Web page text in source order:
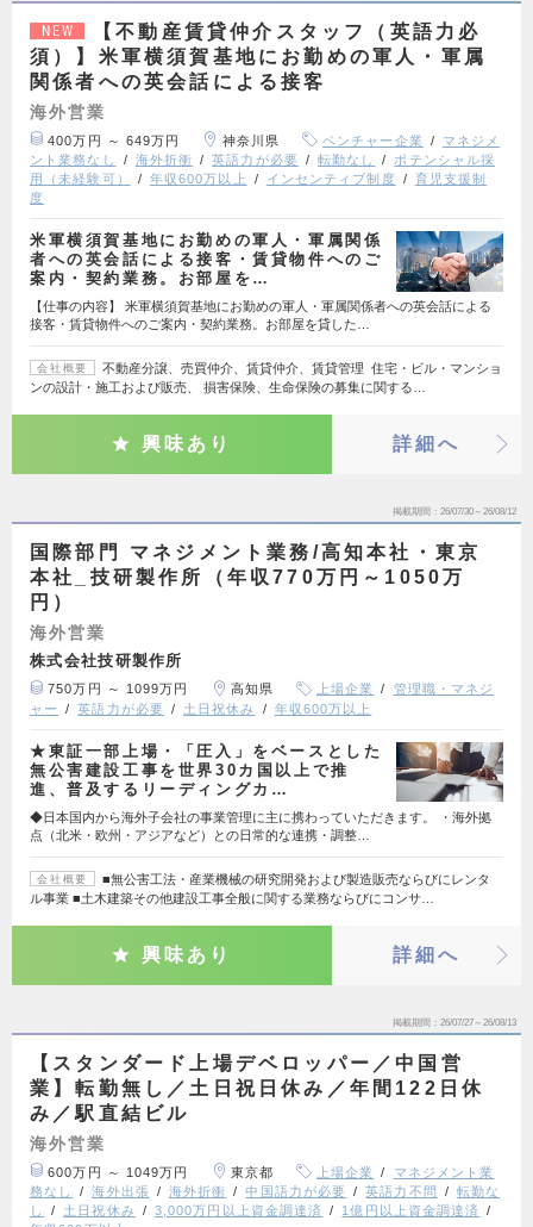
NEW
【不動産賃貸仲介スタッフ（英語力必
須）】米軍横須賀基地にお勤めの軍人・軍属
関係者への英会話による接客
海外営業
400万円 ～ 649万円 神奈川県 ベンチャー企業
マネジメ
ント業務なし
海外折衝 英語力が必要 転勤なし
ポテンシャル採
用（未経験可）
年収600万以上 インセンティブ制度
育児支援制
度
米軍横須賀基地にお勤めの軍人・軍属関係
者への英会話による接客・賃貸物件へのご
案内・契約業務。お部屋を…
【仕事の内容】 米軍横須賀基地にお勤めの軍人・軍属関係者への英会話による
接客・賃貸物件へのご案内・契約業務。お部屋を貸した…
会社概要
不動産分譲、売買仲介、賃貸仲介、賃貸管理 住宅・ビル・マンショ
ンの設計・施工および販売、 損害保険、生命保険の募集に関する…
興味あり 詳細へ
掲載期間 26/07/30～26/08/12
国際部門 マネジメント業務/高知本社・東京
本社_技研製作所（年収770万円～1050万
円）
海外営業
株式会社技研製作所
750万円 ～ 1099万円 高知県 上場企業
管理職・マネジ
ャー
英語力が必要 土日祝休み 年収600万以上
★東証一部上場・「圧入」をベースとした
無公害建設工事を世界30カ国以上で推
進、普及するリーディングカ…
◆日本国内から海外子会社の事業管理に主に携わっていただきます。 ・海外拠
点（北米・欧州・アジアなど）との日常的な連携・調整…
会社概要
■無公害工法・産業機械の研究開発および製造販売ならびにレンタ
ル事業 ■土木建築その他建設工事全般に関する業務ならびにコンサ…
興味あり 詳細へ
掲載期間 26/07/27～26/08/13
【スタンダード上場デベロッパー／中国営
業】転勤無し／土日祝日休み／年間122日休
み／駅直結ビル
海外営業
600万円 ～ 1049万円 東京都 上場企業
マネジメント業
務なし
海外出張 海外折衝 中国語力が必要 英語力不問
転勤な
し
土日祝休み 3,000万円以上資金調達済
1億円以上資金調達済